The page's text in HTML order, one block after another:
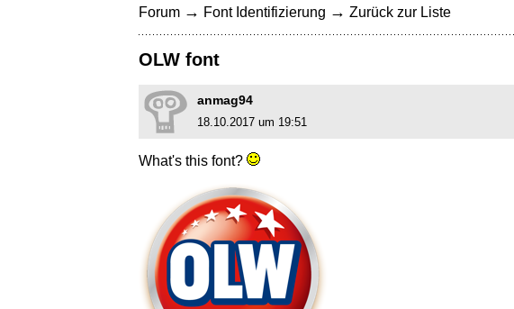
Forum → Font Identifizierung → Zurück zur Liste
OLW font
anmag94
18.10.2017 um 19:51
What's this font?